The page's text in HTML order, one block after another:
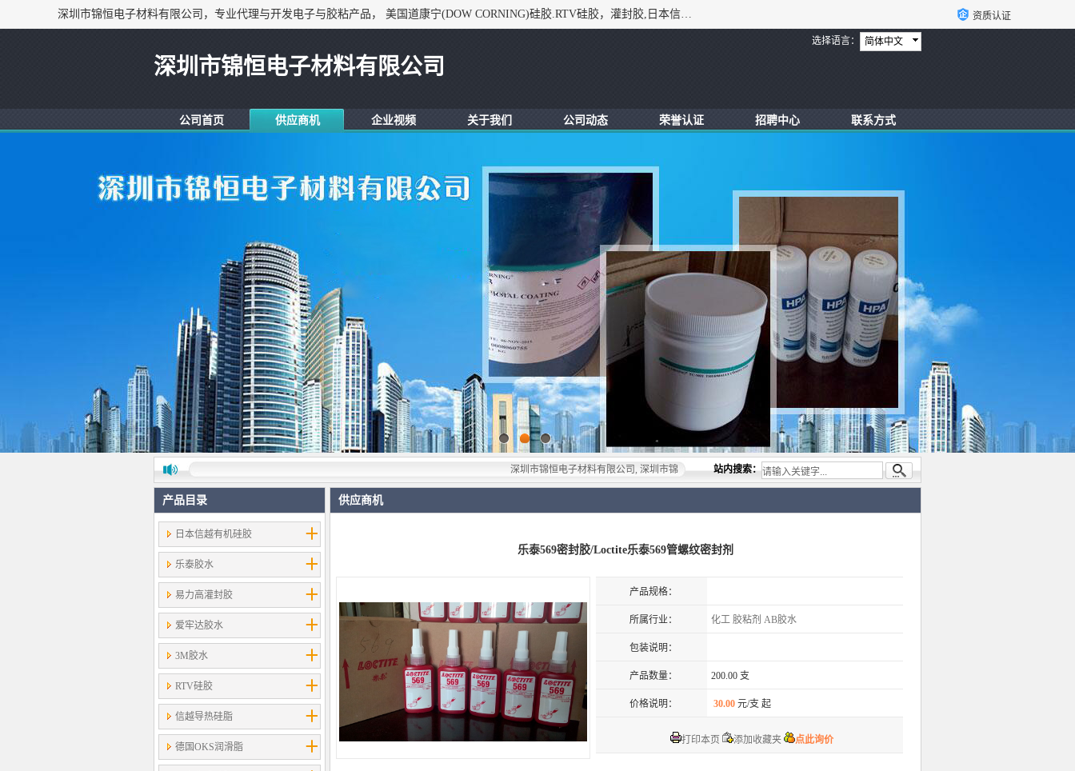
深圳市锦恒电子材料有限公司，专业代理与开发电子与胶粘产品， 美国道康宁(DOW CORNING)硅胶.RTV硅胶，灌封胶,日本信越(ShinEtsu)， 美国通用/东芝(GE/Toshiba)，美国HUMISEAL防潮绝缘胶， 日本小西(KONISHI)胶粘剂，3M,三键，乐泰，日本施敏打硬(CEMEDINE)硅胶，等众多进口品牌. 资质认证
简体中文
选择语言：
深圳市锦恒电子材料有限公司
公司首页 供应商机 企业视频 关于我们 公司动态 荣誉认证 招聘中心 联系方式
深圳市锦恒电子材料有限公司, 深圳市锦恒电子材料有限公司，专业代理与开发电子与胶粘产品， 美国道康宁(DOW CORNING)硅胶
站内搜索：
产品目录
日本信越有机硅胶
乐泰胶水
易力高灌封胶
爱牢达胶水
3M胶水
RTV硅胶
信越导热硅脂
德国OKS润滑脂
供应商机
乐泰569密封胶/Loctite乐泰569管螺纹密封剂
产品规格：
所属行业： 化工 胶粘剂 AB胶水
包装说明：
产品数量： 200.00 支
价格说明： 30.00 元/支 起
打印本页 添加收藏夹 点此询价